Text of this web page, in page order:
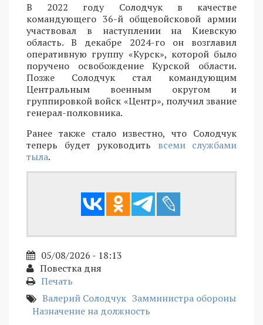
В 2022 году Солодчук в качестве
командующего 36-й общевойсковой армии
участвовал в наступлении на Киевскую
область. В декабре 2024-го он возглавил
оперативную группу «Курск», которой было
поручено освобождение Курской области.
Позже Солодчук стал командующим
Центральным военным округом и
группировкой войск «Центр», получил звание
генерал-полковника.
Ранее также стало известно, что Солодчук
теперь будет руководить всеми службами
тыла.
05/08/2026 - 18:13
Повестка дня
Печать
Валерий Солодчук Замминистра обороны
Назначение на должность